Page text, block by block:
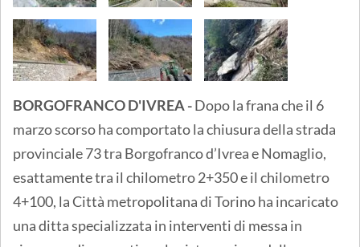
BORGOFRANCO D'IVREA -Dopo la frana che il 6
marzo scorso ha comportato la chiusura della strada
provinciale 73 tra Borgofranco d’Ivrea e Nomaglio,
esattamente tra il chilometro 2+350 e il chilometro
4+100, la Città metropolitana di Torino ha incaricato
una ditta specializzata in interventi di messa in